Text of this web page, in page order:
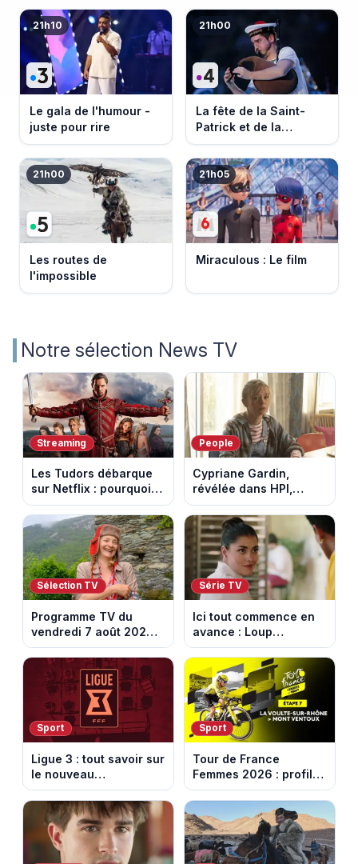
21h10
Le gala de l'humour -
juste pour rire
21h00
La fête de la Saint-
Patrick et de la
Bretagne
21h00
Les routes de
l'impossible
21h05
Miraculous : Le film
Notre sélection News TV
Streaming
Les Tudors débarque
sur Netflix : pourquoi la
série n’a rien perdu de
son pouvoir
People
Cypriane Gardin,
révélée dans HPI,
lance une cagnotte
après des difficultés
financières
Sélection TV
Programme TV du
vendredi 7 août 2026 :
notre sélection pour
votre soirée télé
Série TV
Ici tout commence en
avance : Loup
découvre la trahison
de Bianca. Episode du
10 août 2026 (spoiler)
Sport
Ligue 3 : tout savoir sur
le nouveau
championnat qui
succède au National
Sport
Tour de France
Femmes 2026 : profil
et horaires de la 7e
étape entre La Voulte-
sur-Rhône et le Mont
Ventoux